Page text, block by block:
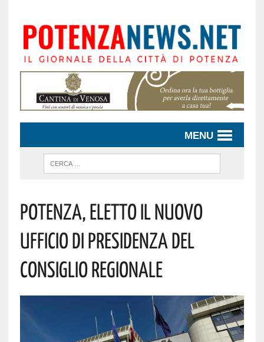
MENU
POTENZA, ELETTO IL NUOVO
UFFICIO DI PRESIDENZA DEL
CONSIGLIO REGIONALE